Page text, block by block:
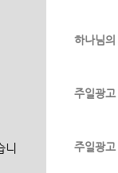
니
하나님
주일광
주일광